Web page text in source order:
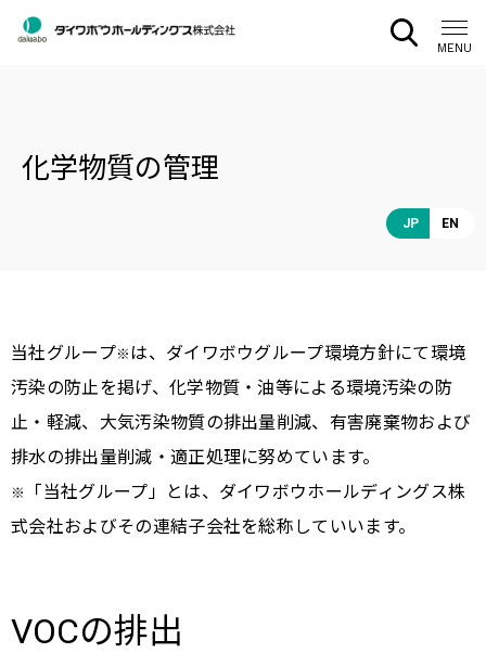
CLOSE
MENU
化学物質の管理
JP EN
当社グループ※ は、ダイワボウグループ環境方針にて環境
汚染の防止を掲げ、化学物質・油等による環境汚染の防
⽌・軽減、大気汚染物質の排出量削減、有害廃棄物および
排水の排出量削減・適正処理に努めています。
※
「当社グループ」とは、ダイワボウホールディングス株
式会社およびその連結子会社を総称していいます。
VOCの排出